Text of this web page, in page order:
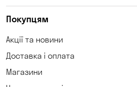
Покупцям
Акції та новини
Доставка і оплата
Магазини